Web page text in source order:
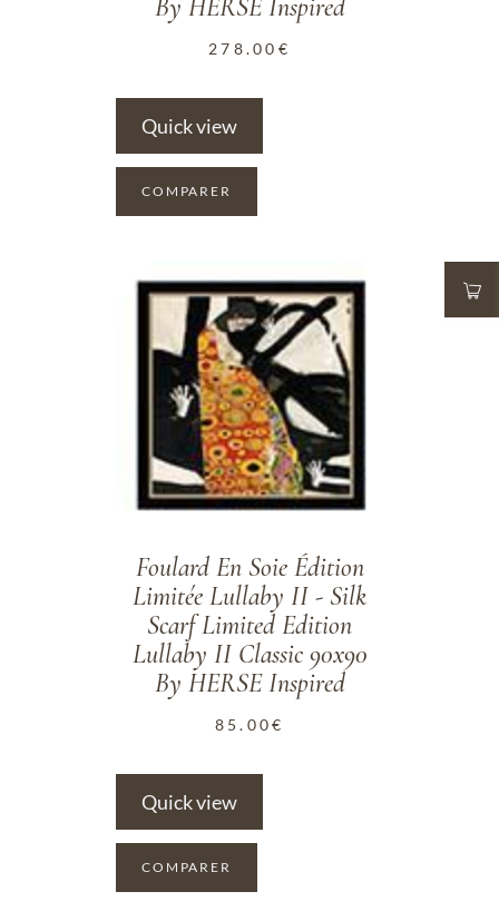
By HERSE Inspired
278.00 €
Quick view
COMPARER
ADD TO WISHLIST
Foulard En Soie Édition
Limitée Lullaby II - Silk
Scarf Limited Edition
Lullaby II Classic 90x90
By HERSE Inspired
85.00€
Quick view
COMPARER